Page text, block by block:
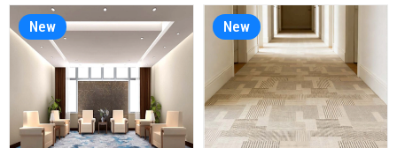
New New